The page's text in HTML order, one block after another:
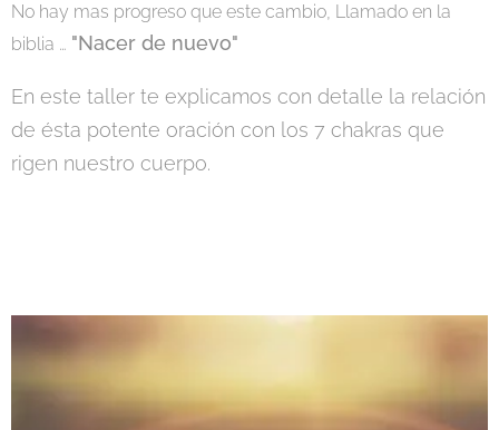
No hay mas progreso que este cambio, Llamado en la
biblia … "Nacer de nuevo"
En este taller te explicamos con detalle la relación
de ésta potente oración con los 7 chakras que
rigen nuestro cuerpo.